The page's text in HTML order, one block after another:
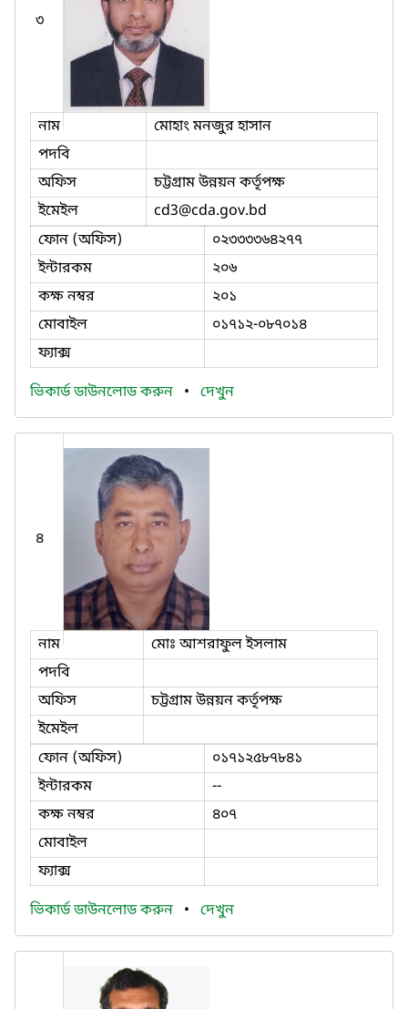
৩
নাম
মোহাং মনজুর হাসান
পদবি
অফিস
চট্টগ্রাম উন্নয়ন কর্তৃপক্ষ
ইমেইল
cd3@cda.gov.bd
ফোন (অফিস)
০২৩৩৩৩৬৪২৭৭
ইন্টারকম
২০৬
কক্ষ নম্বর
২০১
মোবাইল
০১৭১২-০৮৭০১৪
ফ্যাক্স
ভিকার্ড ডাউনলোড করুন • দেখুন
৪
নাম
মোঃ আশরাফুল ইসলাম
পদবি
অফিস
চট্টগ্রাম উন্নয়ন কর্তৃপক্ষ
ইমেইল
ফোন (অফিস)
০১৭১২৫৮৭৮৪১
ইন্টারকম
--
কক্ষ নম্বর
৪০৭
মোবাইল
ফ্যাক্স
ভিকার্ড ডাউনলোড করুন • দেখুন